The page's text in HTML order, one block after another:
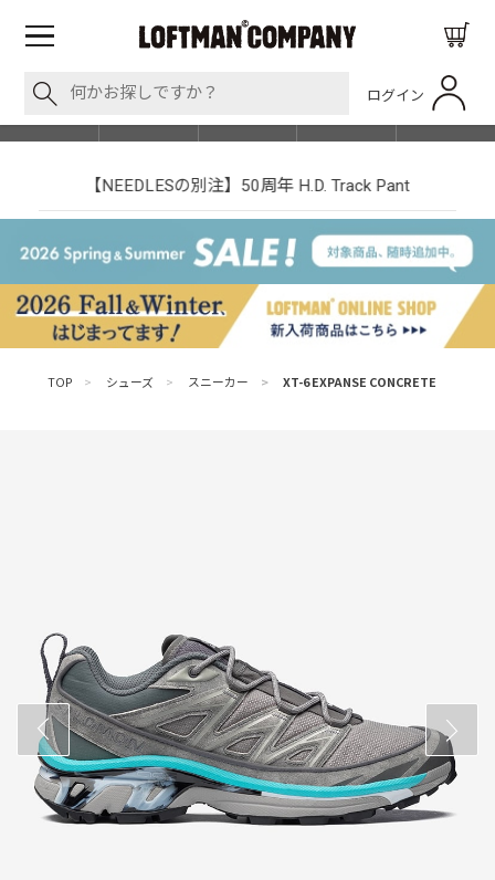
ログイン
SHOP LIST
【NEEDLESの別注】50周年 H.D. Track Pant
TOP > シューズ > スニーカー > XT-6 EXPANSE CONCRETE